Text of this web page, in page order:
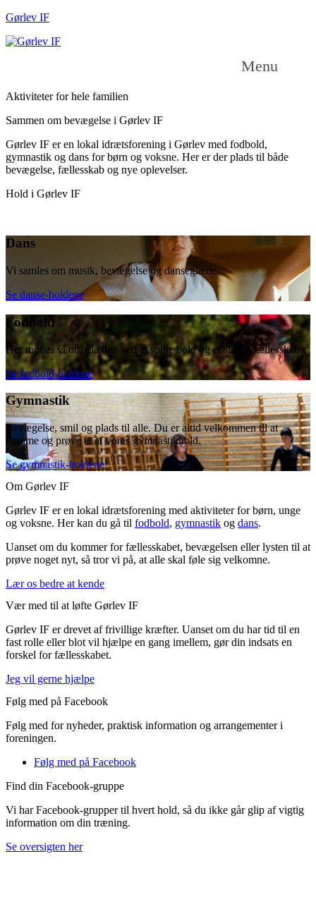
Gørlev IF
Menu
Aktiviteter for hele familien
Sammen om bevægelse i Gørlev IF
Gørlev IF er en lokal idrætsforening i Gørlev med fodbold,
gymnastik og dans for børn og voksne. Her er der plads til både
bevægelse, fællesskab og nye oplevelser.
Hold i Gørlev IF
Dans
Vi samles om musik, bevægelse og danseglæde.
Se danse-holdene
Fodbold
Her mødes vi om glæden ved at spille bold og et stærkt fællesskab.
Se fodbold-holdene
Gymnastik
Bevægelse, smil og plads til alle. Du er altid velkommen til at
komme og prøve et af vores gymnastikhold.
Se gymnastik-holdene
Om Gørlev IF
Gørlev IF er en lokal idrætsforening med aktiviteter for børn, unge
og voksne. Her kan du gå til fodbold, gymnastik og dans.
Uanset om du kommer for fællesskabet, bevægelsen eller lysten til at
prøve noget nyt, så tror vi på, at alle skal føle sig velkomne.
Lær os bedre at kende
Vær med til at løfte Gørlev IF
Gørlev IF er drevet af frivillige kræfter. Uanset om du har tid til en
fast rolle eller blot vil hjælpe en gang imellem, gør din indsats en
forskel for fællesskabet.
Jeg vil gerne hjælpe
Følg med på Facebook
Følg med for nyheder, praktisk information og arrangementer i
foreningen.
Følg med på Facebook
Find din Facebook-gruppe
Vi har Facebook-grupper til hvert hold, så du ikke går glip af vigtig
information om din træning.
Se oversigten her